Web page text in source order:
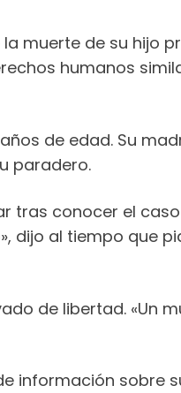
muerte de su hijo
humanos
de edad. Su
paradero.
tras conocer el
dijo al tiempo que
de libertad. «Un
sobre